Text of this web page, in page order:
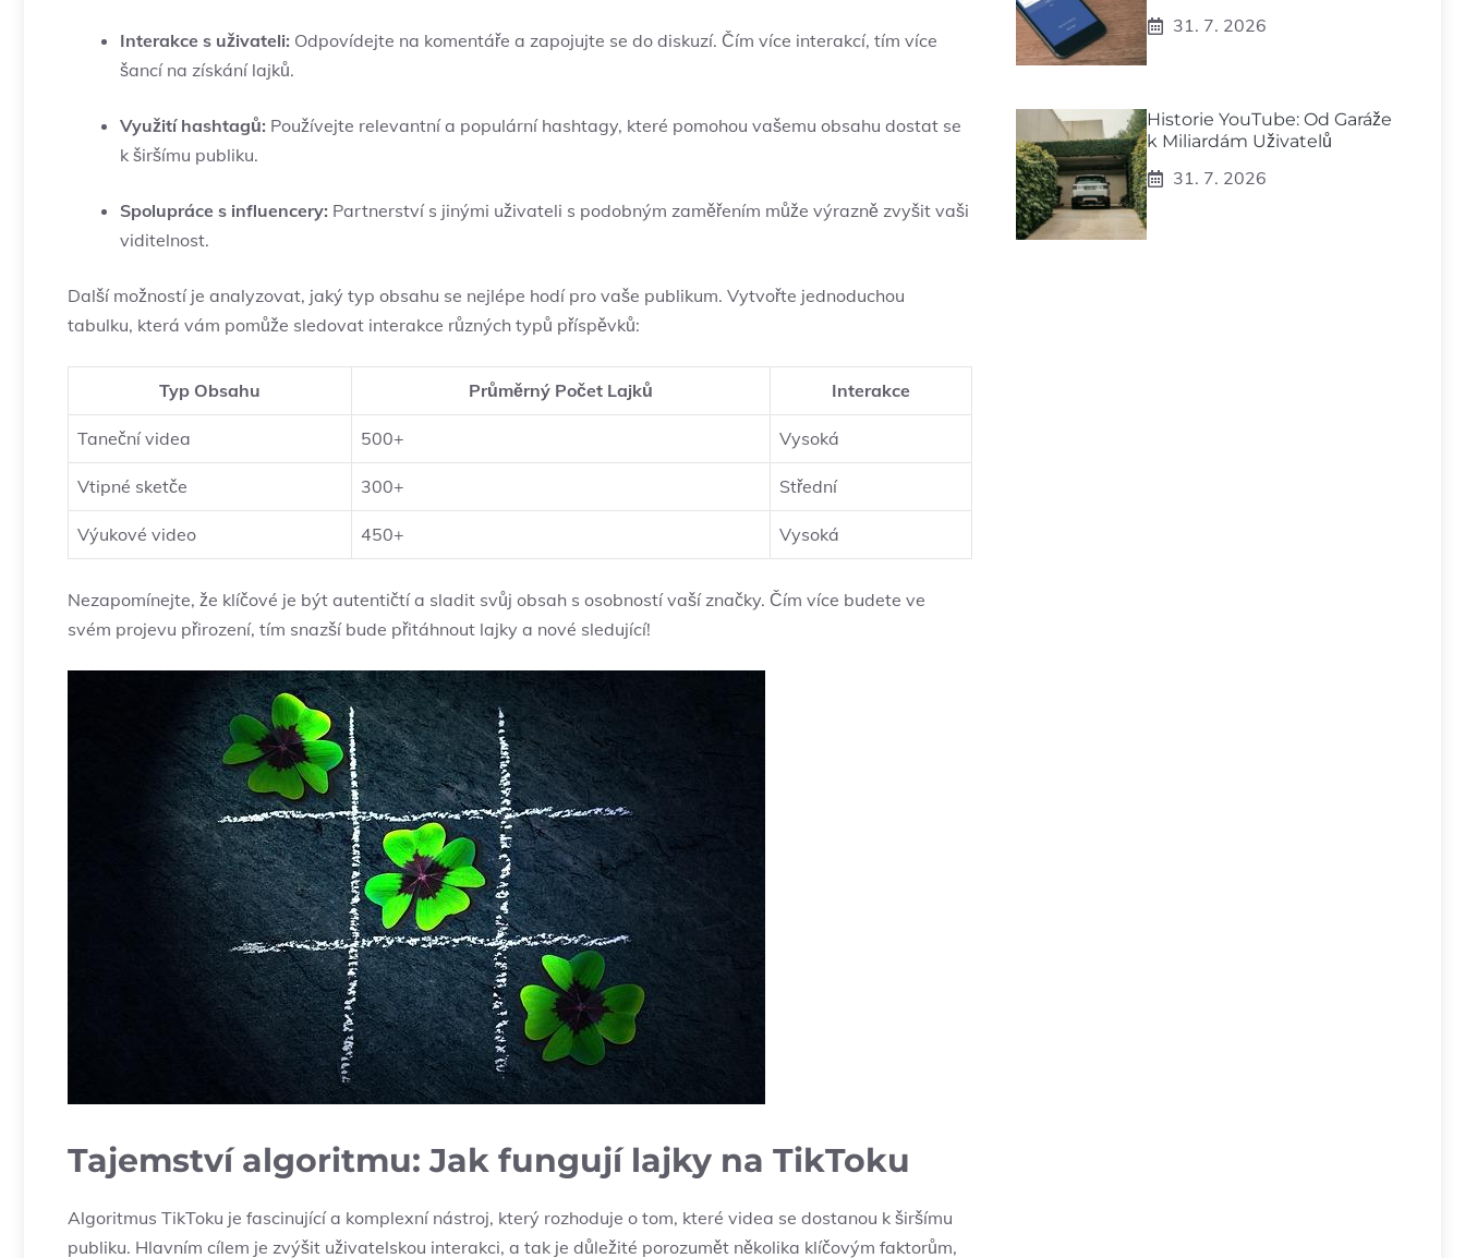
Interakce s uživateli: Odpovídejte na komentáře a zapojujte se do diskuzí. Čím více interakcí, tím více
šancí na získání lajků.
Využití hashtagů: Používejte relevantní a populární hashtagy, které pomohou vašemu obsahu dostat se
k širšímu publiku.
Spolupráce s influencery: Partnerství s jinými uživateli s podobným zaměřením může výrazně zvyšit vaši
viditelnost.
Další možností je analyzovat, jaký typ obsahu se nejlépe hodí pro vaše publikum. Vytvořte jednoduchou
tabulku, která vám pomůže sledovat interakce různých typů příspěvků:
Typ Obsahu Průměrný Počet Lajků Interakce
Taneční videa 500+ Vysoká
Vtipné sketče 300+ Střední
Výukové video 450+ Vysoká
Nezapomínejte, že klíčové je být autentičtí a sladit svůj obsah s osobností vaší značky. Čím více budete ve
svém projevu přirození, tím snazší bude přitáhnout lajky a nové sledující!
Tajemství algoritmu: Jak fungují lajky na TikToku
Algoritmus TikToku je fascinující a komplexní nástroj, který rozhoduje o tom, které videa se dostanou k širšímu
publiku. Hlavním cílem je zvýšit uživatelskou interakci, a tak je důležité porozumět několika klíčovým faktorům,
31. 7. 2026
Historie YouTube: Od Garáže
k Miliardám Uživatelů
31. 7. 2026